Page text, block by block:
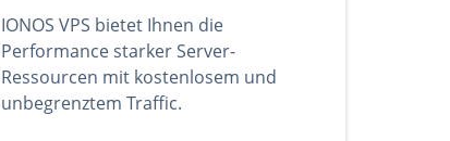
IONOS VPS bietet Ihnen die
Performance starker Server-
Ressourcen mit kostenlosem und
unbegrenztem Traffic.